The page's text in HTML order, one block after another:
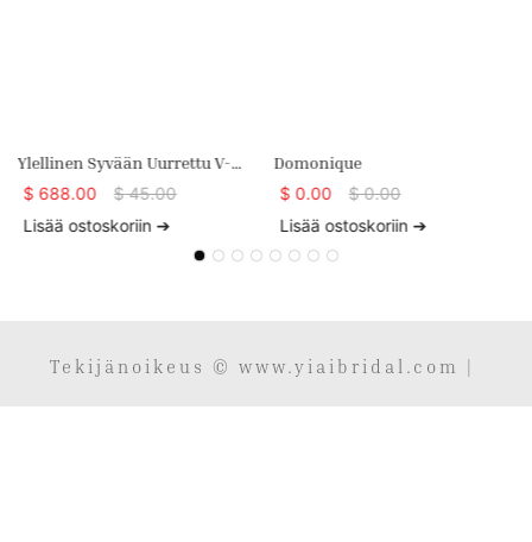
Ylellinen Syvään Uurrettu V-
Pääntie, Röyhelöhame,
Hääpuku, Jossa 1 Metrin
$ 688.00 $45.00
Lisää ostoskoriin ➔
Domonique
$ 0.00 $0.00
Lisää ostoskoriin ➔
Tekijänoikeus © www.yiaibridal.com |